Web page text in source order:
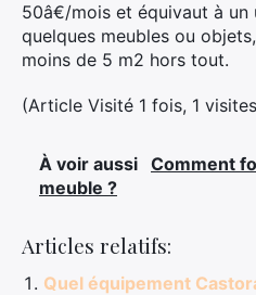
50â€/mois et équivaut à un
quelques meubles ou
moins de 5 m2 hors tout.
(Article Visité 1 fois, 1
À voir aussi Comment
meuble ?
Articles relatifs:
Quel équipement